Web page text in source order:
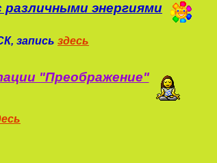
различными энергиями
запись здесь
"Преображение"